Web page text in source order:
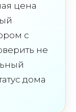
цена
с
не
дома